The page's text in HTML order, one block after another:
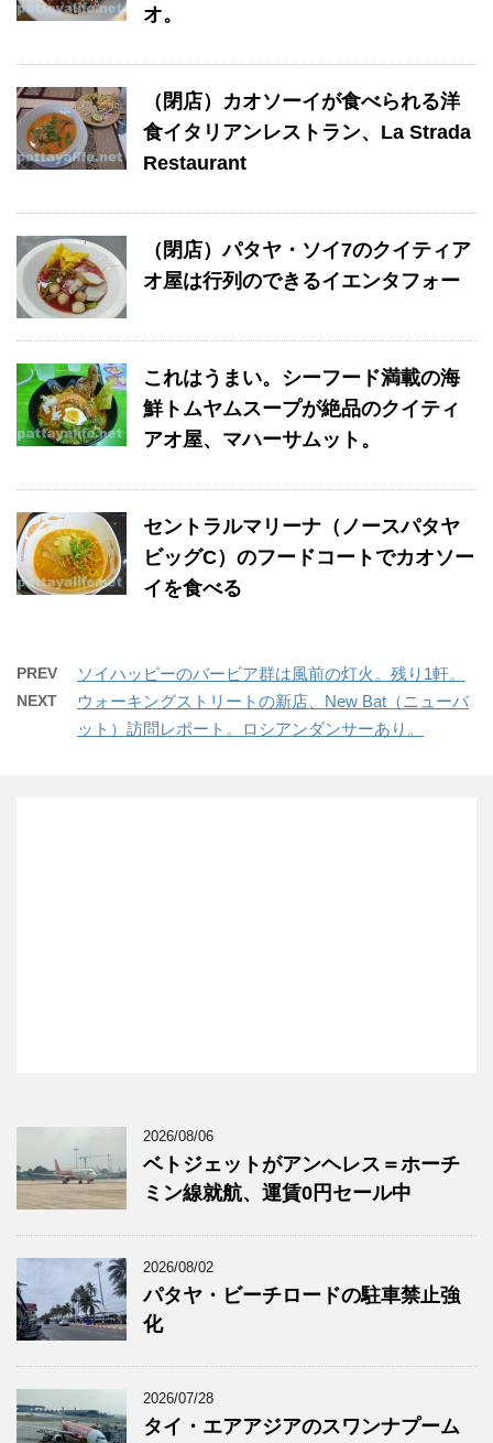
オ。
（閉店）カオソーイが食べられる洋
食イタリアンレストラン、La Strada
Restaurant
（閉店）パタヤ・ソイ7のクイティア
オ屋は行列のできるイエンタフォー
これはうまい。シーフード満載の海
鮮トムヤムスープが絶品のクイティ
アオ屋、マハーサムット。
セントラルマリーナ（ノースパタヤ
ビッグC）のフードコートでカオソー
イを食べる
PREV ソイハッピーのバービア群は風前の灯火。残り1軒。
NEXT
ウォーキングストリートの新店、New Bat（ニューバ
ット）訪問レポート。ロシアンダンサーあり。
2026/08/06
ベトジェットがアンヘレス＝ホーチ
ミン線就航、運賃0円セール中
2026/08/02
パタヤ・ビーチロードの駐車禁止強
化
2026/07/28
タイ・エアアジアのスワンナプーム